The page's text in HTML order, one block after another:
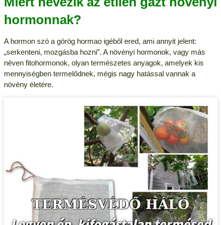
hormonnak?
A hormon szó a görög hormao igéből ered, ami annyit jelent:
„serkenteni, mozgásba hozni”. A növényi hormonok, vagy más
néven fitohormonok, olyan természetes anyagok, amelyek kis
mennyiségben termelődnek, mégis nagy hatással vannak a
növény életére.